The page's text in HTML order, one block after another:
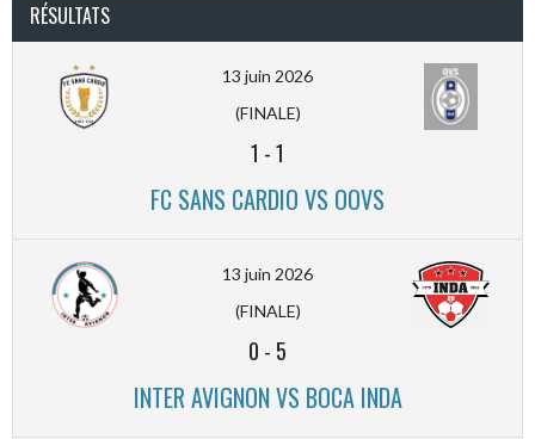
RÉSULTATS
13 juin 2026
(FINALE)
1 -1
FC SANS CARDIO VS OOVS
13 juin 2026
(FINALE)
0 - 5
INTER AVIGNON VS BOCA INDA